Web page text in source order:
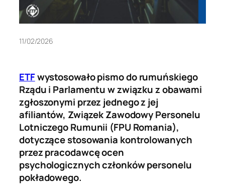
11/02/2026
ETFwystosowało pismo do rumuńskiego
Rządu i Parlamentu w związku z obawami
zgłoszonymi przez jednego z jej
afiliantów, Związek Zawodowy Personelu
Lotniczego Rumunii (FPU Romania),
dotyczące stosowania kontrolowanych
przez pracodawcę ocen
psychologicznych członków personelu
pokładowego.